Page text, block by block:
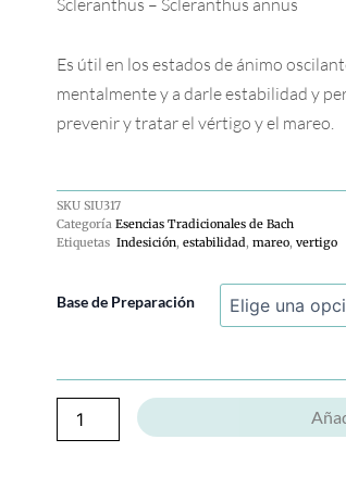
Scleranthus – Scleranthus annus
Es útil en los estados de ánimo
mentalmente y a darle estabilidad y
prevenir y tratar el vértigo y el mareo.
SKU SIU317
Categoría Esencias Tradicionales de Bach
Etiquetas Indesición, estabilidad, mareo, vertigo
Base de Preparación
Scleranthus